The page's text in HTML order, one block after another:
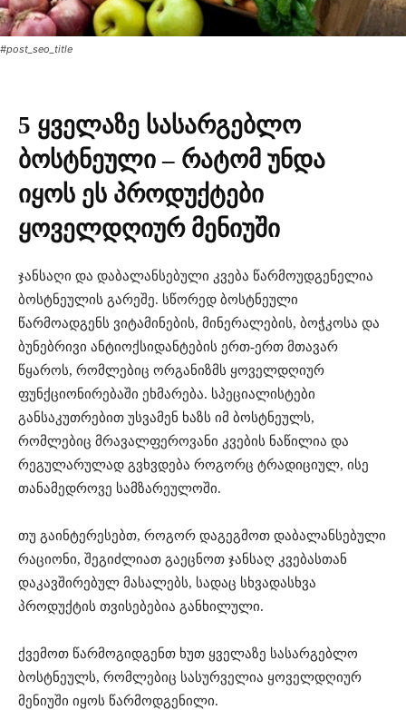
#post_seo_title
5 ყველაზე სასარგებლო
ბოსტნეული – რატომ უნდა
იყოს ეს პროდუქტები
ყოველდღიურ მენიუში
ჯანსაღი და დაბალანსებული კვება წარმოუდგენელია
ბოსტნეულის გარეშე. სწორედ ბოსტნეული
წარმოადგენს ვიტამინების, მინერალების, ბოჭკოსა და
ბუნებრივი ანტიოქსიდანტების ერთ-ერთ მთავარ
წყაროს, რომლებიც ორგანიზმს ყოველდღიურ
ფუნქციონირებაში ეხმარება. სპეციალისტები
განსაკუთრებით უსვამენ ხაზს იმ ბოსტნეულს,
რომლებიც მრავალფეროვანი კვების ნაწილია და
რეგულარულად გვხვდება როგორც ტრადიციულ, ისე
თანამედროვე სამზარეულოში.
თუ გაინტერესებთ, როგორ დაგეგმოთ დაბალანსებული
რაციონი, შეგიძლიათ გაეცნოთ ჯანსაღ კვებასთან
დაკავშირებულ მასალებს, სადაც სხვადასხვა
პროდუქტის თვისებებია განხილული.
ქვემოთ წარმოგიდგენთ ხუთ ყველაზე სასარგებლო
ბოსტნეულს, რომლებიც სასურველია ყოველდღიურ
მენიუში იყოს წარმოდგენილი.